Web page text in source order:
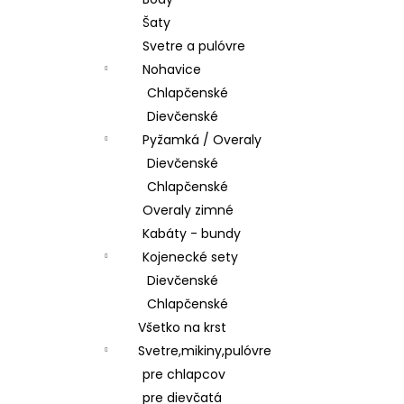
Šaty
Svetre a pulóvre
Nohavice
Chlapčenské
Dievčenské
Pyžamká / Overaly
Dievčenské
Chlapčenské
Overaly zimné
Kabáty - bundy
Kojenecké sety
Dievčenské
Chlapčenské
Všetko na krst
Svetre,mikiny,pulóvre
pre chlapcov
pre dievčatá
ŠATY
€28,50